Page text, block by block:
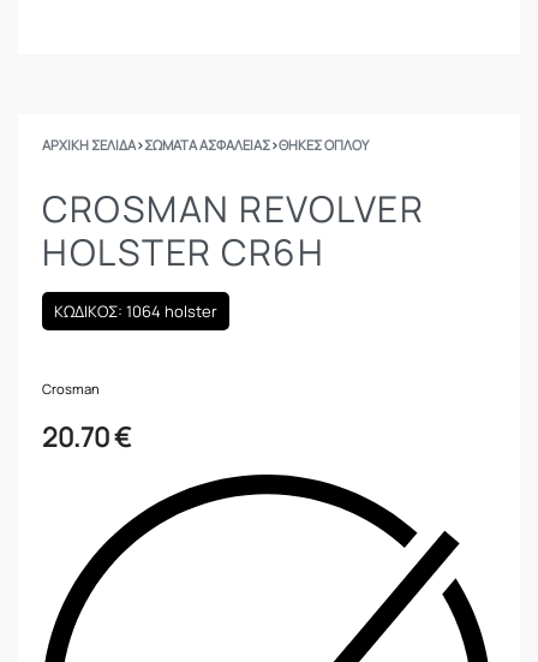
ΑΡΧΙΚΉ ΣΕΛΊΔΑ›ΣΩΜΑΤΑ ΑΣΦΑΛΕΙΑΣ›ΘΉΚΕΣ ΌΠΛΟΥ
CROSMAN REVOLVER
HOLSTER CR6H
ΚΩΔΙΚΟΣ: 1064 holster
Crosman
20.70€